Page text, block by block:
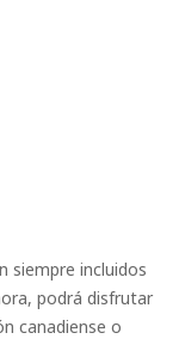
siempre incluidos
podrá disfrutar
canadiense o